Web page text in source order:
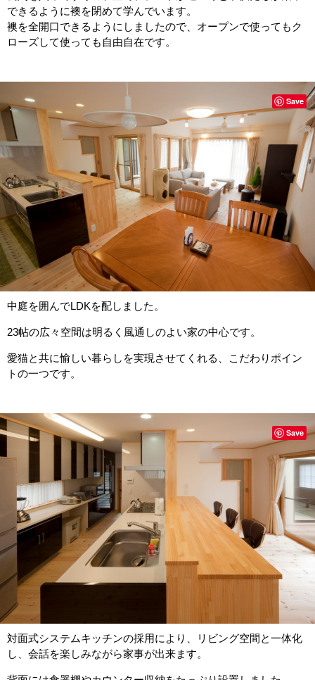
できるように襖を閉めて学んでいます。
襖を全開口できるようにしましたので、オープンで使ってもク
ローズして使っても自由自在です。
中庭を囲んでLDKを配しました。
23帖の広々空間は明るく風通しのよい家の中心です。
愛猫と共に愉しい暮らしを実現させてくれる、こだわりポイン
トの一つです。
Save
対面式システムキッチンの採用により、リビング空間と一体化
し、会話を楽しみながら家事が出来ます。
Save